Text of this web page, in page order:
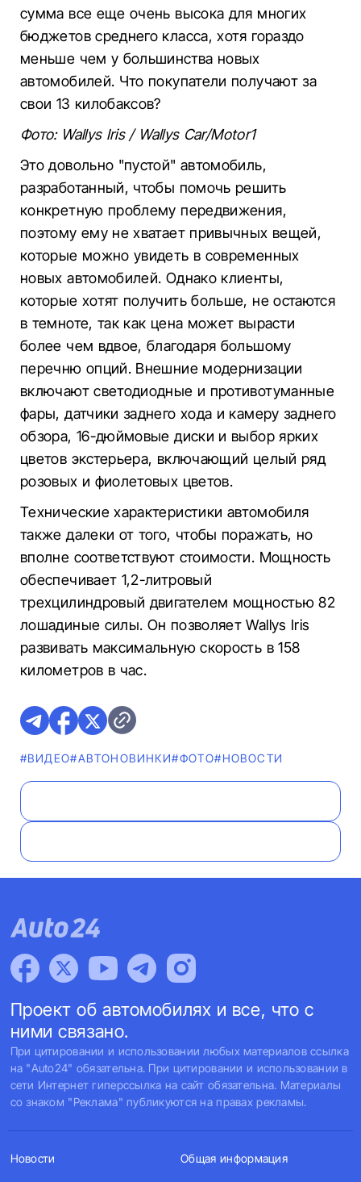
сумма все еще очень высока для многих
бюджетов среднего класса, хотя гораздо
меньше чем у большинства новых
автомобилей. Что покупатели получают за
свои 13 килобаксов?
Фото: Wallys Iris / Wallys Car/Motor1
Это довольно "пустой" автомобиль,
разработанный, чтобы помочь решить
конкретную проблему передвижения,
поэтому ему не хватает привычных вещей,
которые можно увидеть в современных
новых автомобилей. Однако клиенты,
которые хотят получить больше, не остаются
в темноте, так как цена может вырасти
более чем вдвое, благодаря большому
перечню опций. Внешние модернизации
включают светодиодные и противотуманные
фары, датчики заднего хода и камеру заднего
обзора, 16-дюймовые диски и выбор ярких
цветов экстерьера, включающий целый ряд
розовых и фиолетовых цветов.
Технические характеристики автомобиля
также далеки от того, чтобы поражать, но
вполне соответствуют стоимости. Мощность
обеспечивает 1,2-литровый
трехцилиндровый двигателем мощностью 82
лошадиные силы. Он позволяет Wallys Iris
развивать максимальную скорость в 158
километров в час.
#ВИДЕО#AВТОНОВИНКИ#ФОТО#НОВОСТИ
Проект об автомобилях и все, что с
ними связано.
При цитировании и использовании любых материалов ссылка
на "Auto24" обязательна. При цитировании и использовании в
сети Интернет гиперссылка на сайт обязательна. Материалы
со знаком "Реклама" публикуются на правах рекламы.
Новости Общая информация